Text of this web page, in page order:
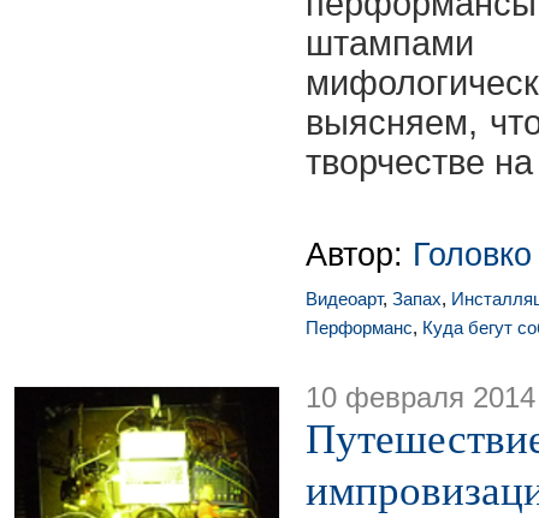
штампами
выясняем,
творчестве
Автор:
Видеоарт, Запах,
Перформанс, Куда бегут
10 февраля 2014